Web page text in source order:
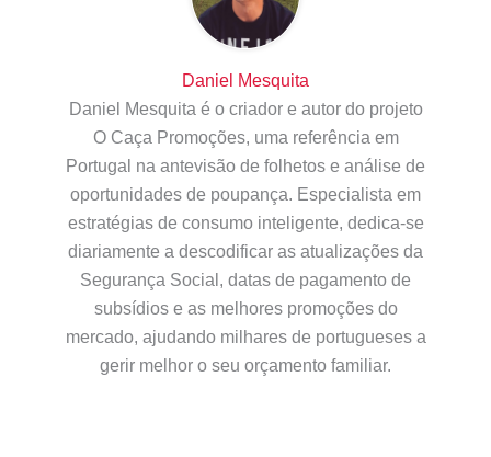
Daniel Mesquita
Daniel Mesquita é o criador e autor do projeto
O Caça Promoções, uma referência em
Portugal na antevisão de folhetos e análise de
oportunidades de poupança. Especialista em
estratégias de consumo inteligente, dedica-se
diariamente a descodificar as atualizações da
Segurança Social, datas de pagamento de
subsídios e as melhores promoções do
mercado, ajudando milhares de portugueses a
gerir melhor o seu orçamento familiar.